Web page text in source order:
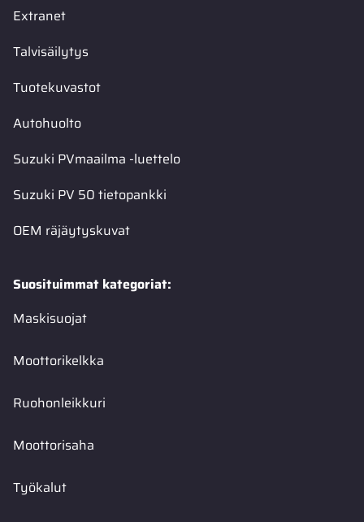
Extranet
Talvisäilytys
Tuotekuvastot
Autohuolto
Suzuki PVmaailma -luettelo
Suzuki PV 50 tietopankki
OEM räjäytyskuvat
Suosituimmat kategoriat:
Maskisuojat
Moottorikelkka
Ruohonleikkuri
Moottorisaha
Työkalut